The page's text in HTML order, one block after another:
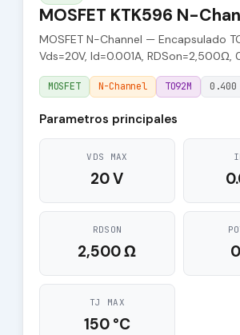
MOSFET KTK596 N-
MOSFET N-Channel — Encapsulado
Vds=20V, Id=0.001A, RDSon=2,500Ω,
MOSFET N-Channel TO92M 0.400
Parametros principales
VDS MAX
20 V
RDSON
2,500 Ω
TJ MAX
150 °C